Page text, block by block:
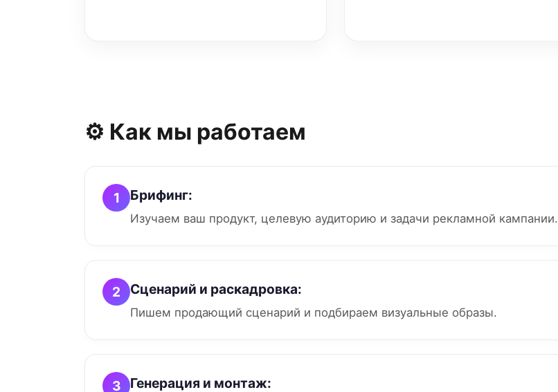
⚙️ Как мы работаем
1 Брифинг:
Изучаем ваш продукт, целевую аудиторию и задачи рекламной кампании.
2 Сценарий и раскадровка:
Пишем продающий сценарий и подбираем визуальные образы.
3 Генерация и монтаж: